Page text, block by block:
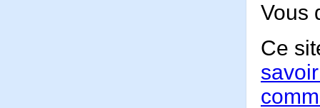
Vous
Ce